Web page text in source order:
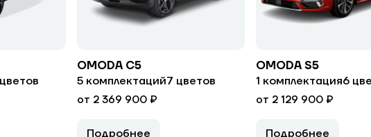
OMODA C5
5 комплектаций7 цветов
от 2 369 900 ₽
Подробнее
OMODA S5
1 комплектация6
от 2 129 900 ₽
Подробнее